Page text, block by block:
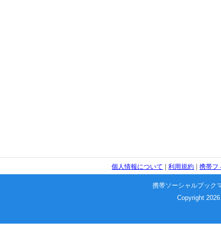
個人情報について |利用規約 |携帯フ
携帯ソーシャルブック
Copyright